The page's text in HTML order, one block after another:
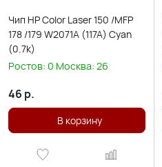
Чип HP Color Laser 150 /MFP
178 /179 W2071A (117A) Cyan
(0.7k)
Ростов: 0 Москва: 26
46 р.
В корзину